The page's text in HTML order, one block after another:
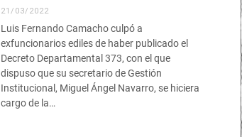
21/03/2022
Luis Fernando Camacho culpó a
exfuncionarios ediles de haber publicado el
Decreto Departamental 373, con el que
dispuso que su secretario de Gestión
Institucional, Miguel Ángel Navarro, se hiciera
cargo de la…